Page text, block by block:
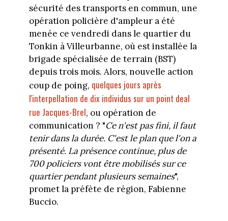
sécurité des transports en commun, une
opération policière d'ampleur a été
menée ce vendredi dans le quartier du
Tonkin à Villeurbanne, où est installée la
brigade spécialisée de terrain (BST)
depuis trois mois. Alors, nouvelle action
coup de poing, quelques jours après
l'interpellation de dix individus sur un point deal
rue Jacques-Brel, ou opération de
communication ? "Ce n'est pas fini, il faut
tenir dans la durée. C'est le plan que l'on a
présenté. La présence continue, plus de
700 policiers vont être mobilisés sur ce
quartier pendant plusieurs semaines",
promet la préfète de région, Fabienne
Buccio.